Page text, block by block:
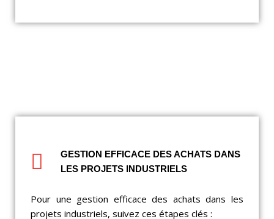
GESTION EFFICACE DES ACHATS DANS
LES PROJETS INDUSTRIELS
Pour une gestion efficace des achats dans les
projets industriels, suivez ces étapes clés :